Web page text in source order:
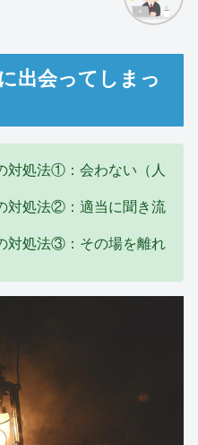
出会ってしまっ
対処法①：会わない（人
対処法②：適当に聞き流
対処法③：その場を離れ